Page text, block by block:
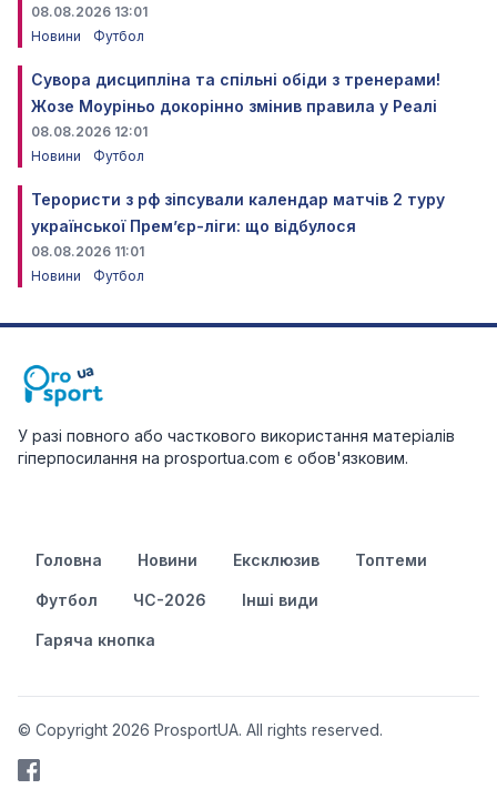
08.08.2026 13:01
Новини
Футбол
Сувора дисципліна та спільні обіди з тренерами!
Жозе Моуріньо докорінно змінив правила у Реалі
08.08.2026 12:01
Новини
Футбол
Терористи з рф зіпсували календар матчів 2 туру
української Прем’єр-ліги: що відбулося
08.08.2026 11:01
Новини
Футбол
У разі повного або часткового використання матеріалів
гіперпосилання на prosportua.com є обов'язковим.
Головна Новини Ексклюзив Топтеми
Футбол ЧС-2026 Інші види
Гаряча кнопка
© Copyright 2026 ProsportUA. All rights reserved.